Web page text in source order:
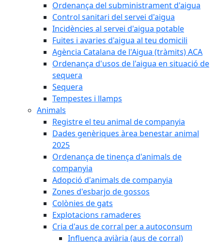
Ordenança del subministrament d'aigua
Control sanitari del servei d'aigua
Incidències al servei d'aigua potable
Fuites i avaries d'aigua al teu domicili
Agència Catalana de l'Aigua (tràmits) ACA
Ordenança d'usos de l'aigua en situació de
sequera
Sequera
Tempestes i llamps
Animals
Registre el teu animal de companyia
Dades genèriques àrea benestar animal
2025
Ordenança de tinença d'animals de
companyia
Adopció d'animals de companyia
Zones d'esbarjo de gossos
Colònies de gats
Explotacions ramaderes
Cria d'aus de corral per a autoconsum
Influença aviària (aus de corral)